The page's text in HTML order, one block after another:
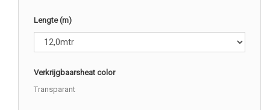
Lengte (m)
Verkrijgbaarsheat color
Transparant